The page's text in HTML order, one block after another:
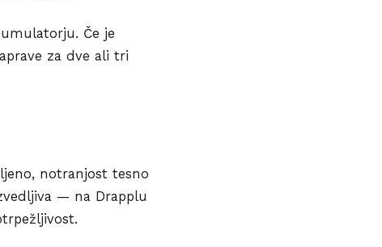
Če je
za dve ali tri
notranjost tesno
— na Drapplu